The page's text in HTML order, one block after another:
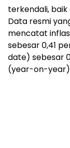
asusila
Media
Cetak
dan
Online
Ampera
News
terkendali,
Data resmi
mencatat
sebesar 0,41
date) sebesar
(year-on-year)